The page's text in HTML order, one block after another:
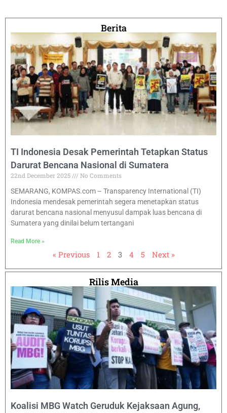
Berita
TI Indonesia Desak Pemerintah Tetapkan Status
Darurat Bencana Nasional di Sumatera
22nd December 2025
No Comments
SEMARANG, KOMPAS.com – Transparency International (TI)
Indonesia mendesak pemerintah segera menetapkan status
darurat bencana nasional menyusul dampak luas bencana di
Sumatera yang dinilai belum tertangani
Read More »
« Previous 1 2 3 4 5 Next »
Rilis Media
Koalisi MBG Watch Geruduk Kejaksaan Agung,